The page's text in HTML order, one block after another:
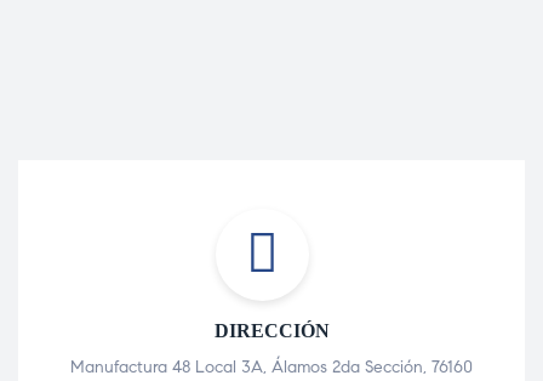
DIRECCIÓN
Manufactura 48 Local 3A, Álamos 2da Sección, 76160